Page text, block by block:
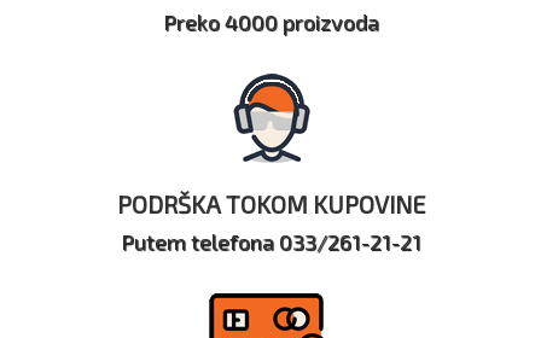
Preko 4000 proizvoda
PODRŠKA TOKOM KUPOVINE
Putem telefona 033/261-21-21